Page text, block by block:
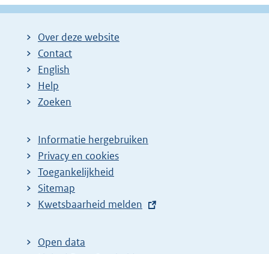
Over deze website
Contact
English
Help
Zoeken
Informatie hergebruiken
Privacy en cookies
Toegankelijkheid
Sitemap
E
t
Kwetsbaarheid melden
Open data